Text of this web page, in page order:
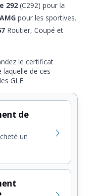
292(C292) pour la
pour les sportives.
Routier, Coupé et
le certificat
laquelle de ces
GLE.
de
un